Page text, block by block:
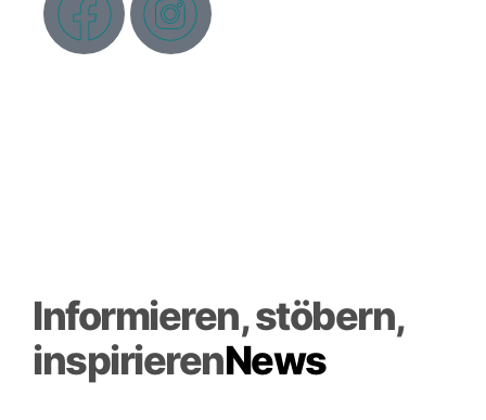
Informieren, stöbern,
inspirierenNews